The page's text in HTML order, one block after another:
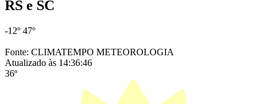
RS e SC
-12º 47º
Fonte: CLIMATEMPO METEOROLOGIA
Atualizado às 14:36:46
36º